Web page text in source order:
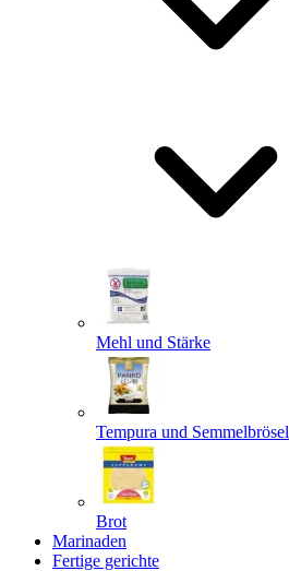
Mehl und Stärke
Tempura und Semmelbrösel
Brot
Marinaden
Fertige gerichte